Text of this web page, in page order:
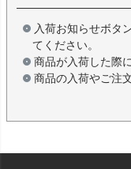
入荷お知らせボタ
てください。
商品が入荷した際
商品の入荷やご注